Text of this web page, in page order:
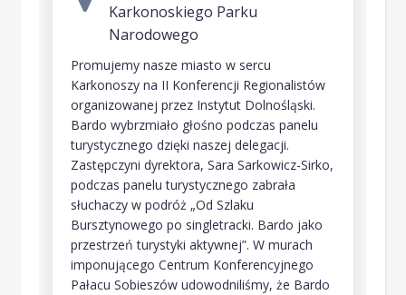
Karkonoskiego Parku
Narodowego
Promujemy nasze miasto w sercu
Karkonoszy na II Konferencji Regionalistów
organizowanej przez Instytut Dolnośląski.
Bardo wybrzmiało głośno podczas panelu
turystycznego dzięki naszej delegacji.
Zastępczyni dyrektora, Sara Sarkowicz-Sirko,
podczas panelu turystycznego zabrała
słuchaczy w podróż „Od Szlaku
Bursztynowego po singletracki. Bardo jako
przestrzeń turystyki aktywnej”. W murach
imponującego Centrum Konferencyjnego
Pałacu Sobieszów udowodniliśmy, że Bardo